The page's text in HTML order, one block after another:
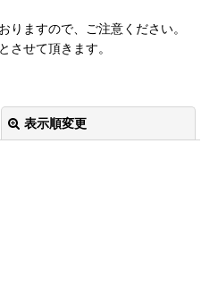
ますので、ご注意ください。
せて頂きます。
表示順変更